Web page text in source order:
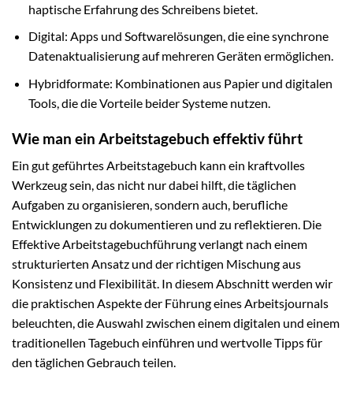
haptische Erfahrung des Schreibens bietet.
Digital: Apps und Softwarelösungen, die eine synchrone
Datenaktualisierung auf mehreren Geräten ermöglichen.
Hybridformate: Kombinationen aus Papier und digitalen
Tools, die die Vorteile beider Systeme nutzen.
Wie man ein Arbeitstagebuch effektiv führt
Ein gut geführtes Arbeitstagebuch kann ein kraftvolles
Werkzeug sein, das nicht nur dabei hilft, die täglichen
Aufgaben zu organisieren, sondern auch, berufliche
Entwicklungen zu dokumentieren und zu reflektieren. Die
Effektive Arbeitstagebuchführung verlangt nach einem
strukturierten Ansatz und der richtigen Mischung aus
Konsistenz und Flexibilität. In diesem Abschnitt werden wir
die praktischen Aspekte der Führung eines Arbeitsjournals
beleuchten, die Auswahl zwischen einem digitalen und einem
traditionellen Tagebuch einführen und wertvolle Tipps für
den täglichen Gebrauch teilen.